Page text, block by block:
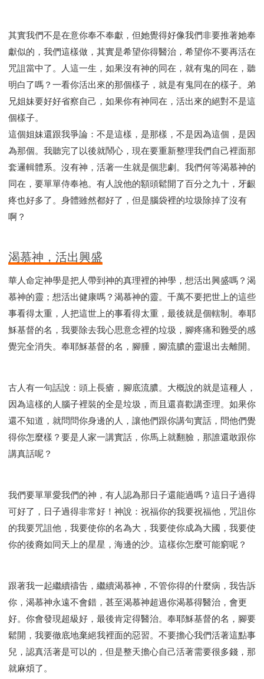
其實我們不是在意你奉不奉獻，但她覺得好像我們非要推著她奉
獻似的，我們這樣做，其實是希望你得醫治，希望你不要再活在
咒詛當中了。人這一生，如果沒有神的同在，就有鬼的同在，聽
明白了嗎？一看你活出來的那個樣子，就是有鬼同在的樣子。弟
兄姐妹要好好省察自己，如果你有神同在，活出來的絕對不是這
個樣子。
這個姐妹還跟我爭論：不是這樣，是那樣，不是因為這個，是因
為那個。我聽完了以後就鬧心，現在要重新整理我們自己裡面那
套邏輯體系。沒有神，活著一生就是個悲劇。我們何等渴慕神的
同在，要單單侍奉祂。有人說他的額頭鬆開了百分之九十，牙齦
疼也好多了。身體雖然都好了，但是腦袋裡的垃圾除掉了沒有
啊？
渴慕神，活出興盛
華人命定神學是把人帶到神的真理裡的神學，想活出興盛嗎？渴
慕神的靈；想活出健康嗎？渴慕神的靈。千萬不要把世上的這些
事看得太重，人把這世上的事看得太重，最後就是個轄制。奉耶
穌基督的名，我要除去我心思意念裡的垃圾，腳疼痛和難受的感
覺完全消失。奉耶穌基督的名，腳腫，腳流膿的靈退出去離開。
古人有一句話說：頭上長瘡，腳底流膿。大概說的就是這種人，
因為這樣的人腦子裡裝的全是垃圾，而且還喜歡講歪理。如果你
還不知道，就問問你身邊的人，讓他們跟你講句實話，問他們覺
得你怎麼樣？要是人家一講實話，你馬上就翻臉，那誰還敢跟你
講真話呢？
我們要單單愛我們的神，有人認為那日子還能過嗎？這日子過得
可好了，日子過得非常好！神說：祝福你的我要祝福他，咒詛你
的我要咒詛他，我要使你的名為大，我要使你成為大國，我要使
你的後裔如同天上的星星，海邊的沙。這樣你怎麼可能窮呢？
跟著我一起繼續禱告，繼續渴慕神，不管你得的什麼病，我告訴
你，渴慕神永遠不會錯，甚至渴慕神超過你渴慕得醫治，會更
好。你會發現超級好，最後肯定得醫治。奉耶穌基督的名，腳要
鬆開，我要徹底地棄絕我裡面的惡習。不要擔心我們活著這點事
兒，認真活著是可以的，但是整天擔心自己活著需要很多錢，那
就麻煩了。